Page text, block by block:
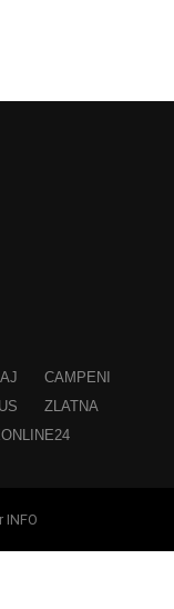
CAMPENI
ZLATNA
INFO